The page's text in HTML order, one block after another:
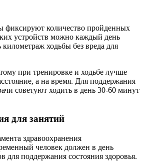
фиксируют количество пройденных
устройств можно каждый день
километраж ходьбы без вреда для
при тренировке и ходьбе лучше
а на время. Для поддержания
советуют ходить в день 30-60 минут
для занятий
здравоохранения
человек должен в день
для поддержания состояния здоровья.